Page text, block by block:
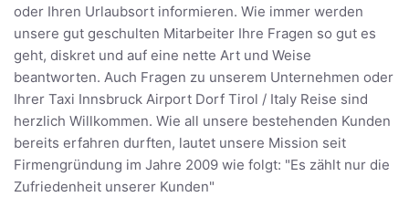
oder Ihren Urlaubsort informieren. Wie immer werden
unsere gut geschulten Mitarbeiter Ihre Fragen so gut es
geht, diskret und auf eine nette Art und Weise
beantworten. Auch Fragen zu unserem Unternehmen oder
Ihrer Taxi Innsbruck Airport Dorf Tirol / Italy Reise sind
herzlich Willkommen. Wie all unsere bestehenden Kunden
bereits erfahren durften, lautet unsere Mission seit
Firmengründung im Jahre 2009 wie folgt: "Es zählt nur die
Zufriedenheit unserer Kunden"